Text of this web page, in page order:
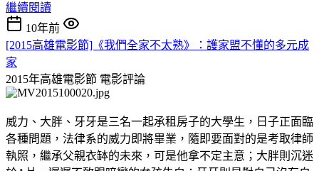
繼續閱讀
10年前
[2015高雄電影節]《我們全家不太熟》：護家盟不懂的多元成
家
2015年高雄電影節 電影評論
威力、大胖、牙牙是三名一起承租房子的大學生，日子正面臨
各種問題，法律系的威力即將畢業，隨即要面對的是考取律師
執照，繼承父親衣缽的未來，可是他拿不定主意；大胖則沉迷